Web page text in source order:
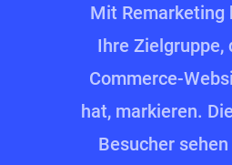
Mit Remarketing
Ihre Zielgruppe,
Commerce-
hat, markieren.
Besucher